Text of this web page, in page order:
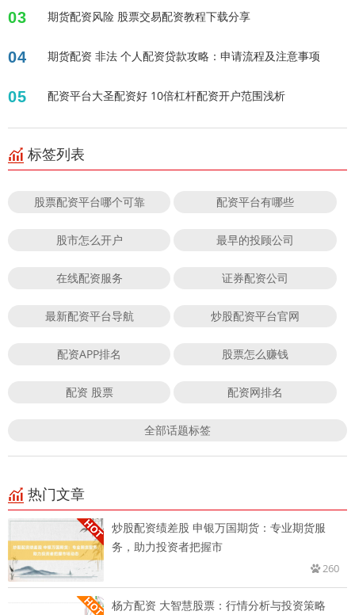
03 期货配资风险 股票交易配资教程下载分享
04 期货配资 非法 个人配资贷款攻略：申请流程及注意事项
05 配资平台大圣配资好 10倍杠杆配资开户范围浅析
标签列表
股票配资平台哪个可靠 配资平台有哪些
股市怎么开户 最早的投顾公司
在线配资服务 证券配资公司
最新配资平台导航 炒股配资平台官网
配资APP排名 股票怎么赚钱
配资 股票 配资网排名
全部话题标签
热门文章
炒股配资绩差股 申银万国期货：专业期货服
务，助力投资者把握市
260
杨方配资 大智慧股票：行情分析与投资策略